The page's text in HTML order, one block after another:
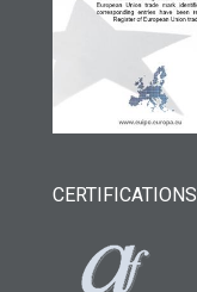
CERTIFICATIONS